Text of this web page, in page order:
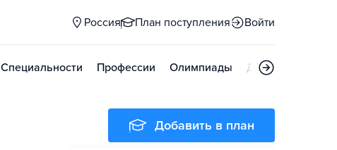
Россия План поступления Войти
Специальности Профессии Олимпиады Дни открытых
Добавить в план